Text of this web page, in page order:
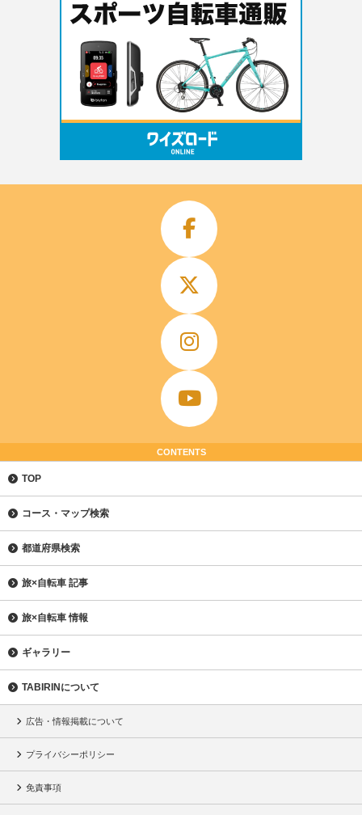
CONTENTS
TOP
コース・マップ検索
都道府県検索
旅×自転車 記事
旅×自転車 情報
ギャラリー
TABIRINについて
広告・情報掲載について
プライバシーポリシー
免責事項